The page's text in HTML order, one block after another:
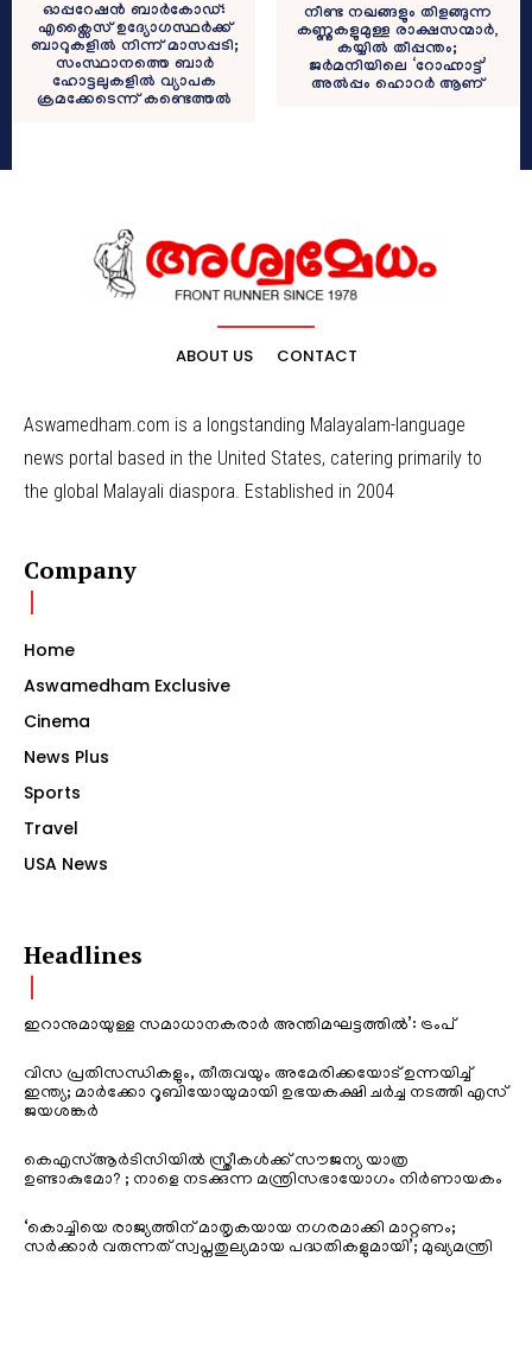
ഓപ്പറേഷൻ ബാർകോഡ്:
എക്സൈസ് ഉദ്യോഗസ്ഥർക്ക്
ബാറുകളിൽ നിന്ന് മാസപ്പടി;
സംസ്ഥാനത്തെ ബാർ
ഹോട്ടലുകളിൽ വ്യാപക
ക്രമക്കേടെന്ന് കണ്ടെത്തൽ
നീണ്ട നഖങ്ങളും തിളങ്ങുന്ന
കണ്ണുകളുമുള്ള രാക്ഷസന്മാർ,
കയ്യിൽ തീപ്പന്തം;
ജർമനിയിലെ ‘റോഹ്നാട്ട്’
അൽപ്പം ഹൊറർ ആണ്
ABOUT US CONTACT
Aswamedham.com is a longstanding Malayalam-language
news portal based in the United States, catering primarily to
the global Malayali diaspora. Established in 2004
Company
Home
Aswamedham Exclusive
Cinema
News Plus
Sports
Travel
USA News
Headlines
ഇറാനുമായുള്ള സമാധാനകരാർ അന്തിമഘട്ടത്തിൽ‌’: ട്രംപ്
വിസ പ്രതിസന്ധികളും, തീരുവയും അമേരിക്കയോട് ഉന്നയിച്ച്
ഇന്ത്യ; മാർക്കോ റൂബിയോയുമായി ഉഭയകക്ഷി ചർച്ച നടത്തി എസ്
ജയശങ്കർ
കെഎസ്ആർടിസിയിൽ സ്ത്രീകൾക്ക് സൗജന്യ യാത്ര
ഉണ്ടാകുമോ? ; നാളെ നടക്കുന്ന മന്ത്രിസഭായോഗം നിർണായകം
‘കൊച്ചിയെ രാജ്യത്തിന് മാതൃകയായ നഗരമാക്കി മാറ്റണം;
സർക്കാർ വരുന്നത് സ്വപ്നതുല്യമായ പദ്ധതികളുമായി’; മുഖ്യമന്ത്രി